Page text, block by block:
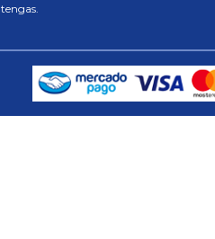
tengas.